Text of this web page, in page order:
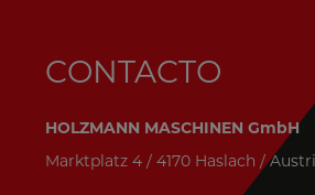
CONTACTO
HOLZMANN MASCHINEN GmbH
Marktplatz 4 / 4170 Haslach /